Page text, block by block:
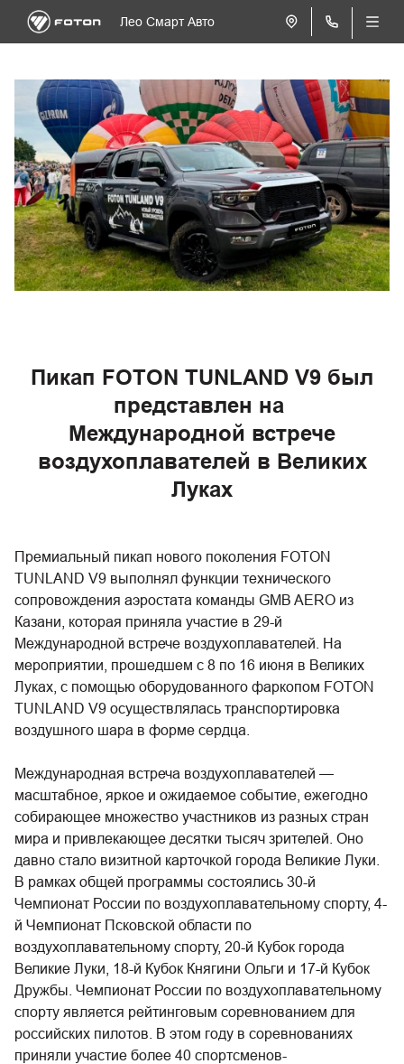
Лео Смарт Авто
Пикап FOTON TUNLAND V9 был
представлен на
Международной встрече
воздухоплавателей в Великих
Луках
Премиальный пикап нового поколения FOTON
TUNLAND V9 выполнял функции технического
сопровождения аэростата команды GMB AERO из
Казани, которая приняла участие в 29-й
Международной встрече воздухоплавателей. На
мероприятии, прошедшем с 8 по 16 июня в Великих
Луках, с помощью оборудованного фаркопом FOTON
TUNLAND V9 осуществлялась транспортировка
воздушного шара в форме сердца.
Международная встреча воздухоплавателей —
масштабное, яркое и ожидаемое событие, ежегодно
собирающее множество участников из разных стран
мира и привлекающее десятки тысяч зрителей. Оно
давно стало визитной карточкой города Великие Луки.
В рамках общей программы состоялись 30-й
Чемпионат России по воздухоплавательному спорту, 4-
й Чемпионат Псковской области по
воздухоплавательному спорту, 20-й Кубок города
Великие Луки, 18-й Кубок Княгини Ольги и 17-й Кубок
Дружбы. Чемпионат России по воздухоплавательному
спорту является рейтинговым соревнованием для
российских пилотов. В этом году в соревнованиях
приняли участие более 40 спортсменов-